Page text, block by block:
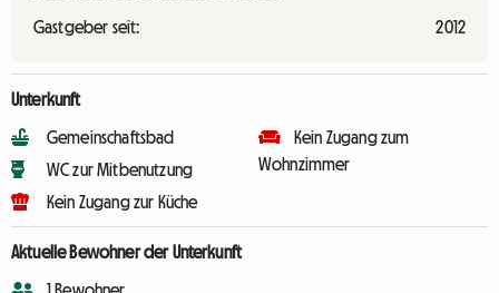
Gastgeber seit: 2012
Unterkunft
Gemeinschaftsbad
WC zur Mitbenutzung
Kein Zugang zur Küche
Kein Zugang zum
Wohnzimmer
Aktuelle Bewohner der Unterkunft